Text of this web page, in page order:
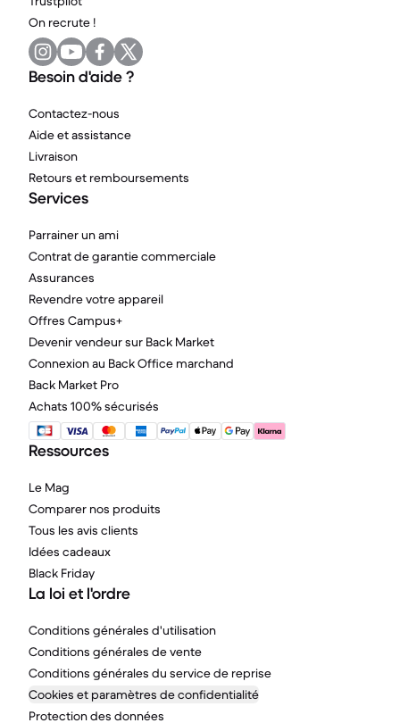
On recrute !
Besoin d'aide ?
Contactez-nous
Aide et assistance
Livraison
Retours et remboursements
Services
Parrainer un ami
Contrat de garantie commerciale
Assurances
Revendre votre appareil
Offres Campus+
Devenir vendeur sur Back Market
Connexion au Back Office marchand
Back Market Pro
Achats 100% sécurisés
Ressources
Le Mag
Comparer nos produits
Tous les avis clients
Idées cadeaux
Black Friday
La loi et l'ordre
Conditions générales d'utilisation
Conditions générales de vente
Conditions générales du service de reprise
Cookies et paramètres de confidentialité
Protection des données